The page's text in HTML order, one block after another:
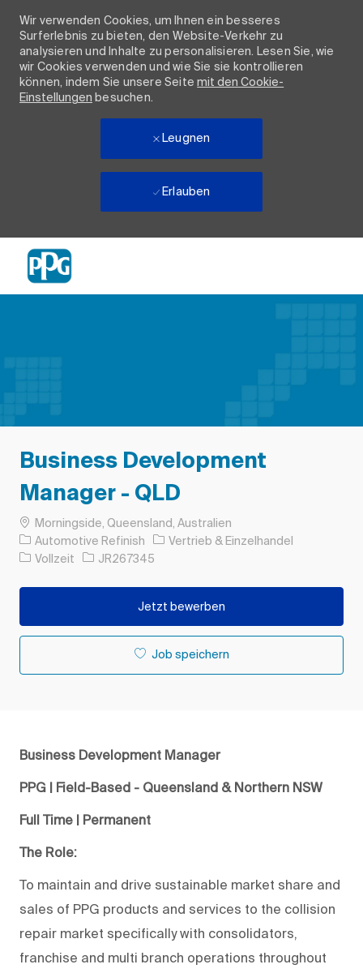
Wir verwenden Cookies, um Ihnen ein besseres
Surferlebnis zu bieten, den Website-Verkehr zu
analysieren und Inhalte zu personalisieren. Lesen Sie, wie
wir Cookies verwenden und wie Sie sie kontrollieren
können, indem Sie unsere Seitemit den Cookie-
Einstellungen besuchen.
Leugnen
Erlauben
Business Development
Manager - QLD
OrtMorningside, Queensland, Australien
Automotive Refinish
Kategorie
Vertrieb & Einzelhandel
Auftragstyp
Vollzeit Auftrags-ID
JR267345
Jetzt bewerben
Job speichern
Business Development Manager
PPG | Field-Based - Queensland & Northern NSW
Full Time | Permanent
The Role:
To maintain and drive sustainable market share and
sales of PPG products and services to the collision
repair market specifically with consolidators,
franchise and multi branch operations throughout